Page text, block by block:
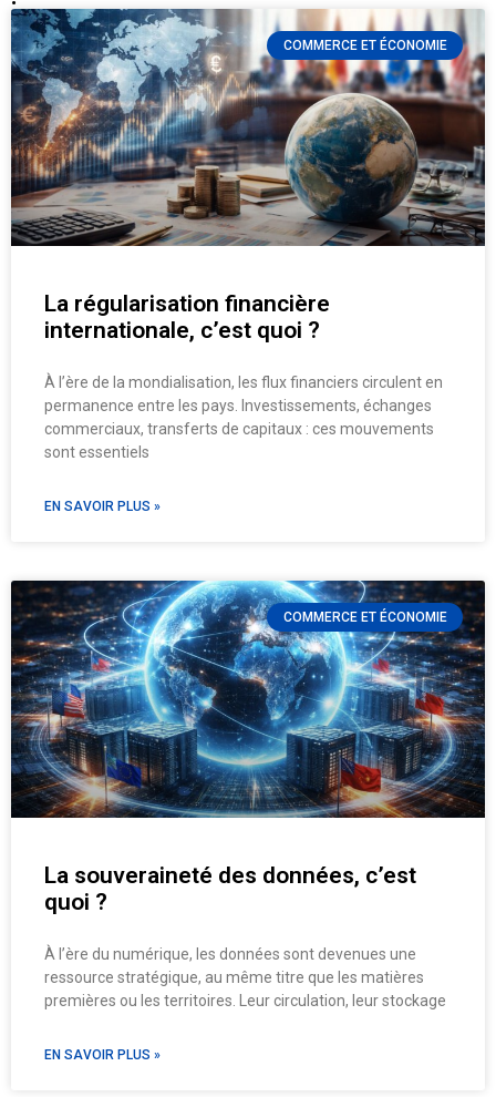
COMMERCE ET ÉCONOMIE
La régularisation financière
internationale, c’est quoi ?
À l’ère de la mondialisation, les flux financiers circulent en
permanence entre les pays. Investissements, échanges
commerciaux, transferts de capitaux : ces mouvements
sont essentiels
EN SAVOIR PLUS »
COMMERCE ET ÉCONOMIE
La souveraineté des données, c’est
quoi ?
À l’ère du numérique, les données sont devenues une
ressource stratégique, au même titre que les matières
premières ou les territoires. Leur circulation, leur stockage
EN SAVOIR PLUS »